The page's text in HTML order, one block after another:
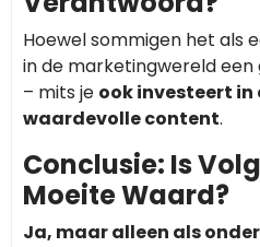
Hoewel sommigen het als
in de marketingwereld
– mits je ook investeert in
waardevolle content.
Conclusie: Is
Moeite Waard?
Ja, maar alleen als